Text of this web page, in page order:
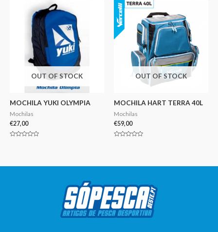
OUT OF STOCK
MOCHILA YUKI OLYMPIA
Mochilas
€27,00
OUT OF STOCK
MOCHILA HART TERRA 40L
Mochilas
€59,00